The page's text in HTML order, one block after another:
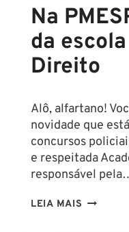
Na
da
Direito
Alô, alfartano!
novidade que
concursos
e respeitada
responsável
LEIA MAIS NA